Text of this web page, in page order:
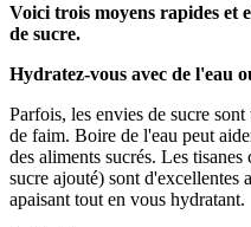
Voici trois moyens rapides et
de sucre.
Hydratez-vous avec de l'eau
Parfois, les envies de sucre
de faim. Boire de l'eau peut
des aliments sucrés. Les
sucre ajouté) sont d'excellentes
apaisant tout en vous hydratant.